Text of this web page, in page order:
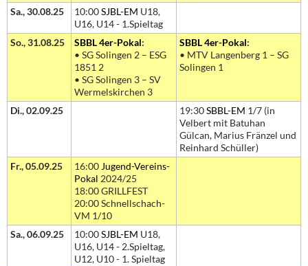
Sa., 30.08.25
10:00SJBL-EM U18,
U16, U14 - 1.Spieltag
So., 31.08.25
SBBL 4er-Pokal:
• SG Solingen 2 – ESG
1851 2
• SG Solingen 3 – SV
Wermelskirchen 3
SBBL 4er-Pokal:
• MTV Langenberg 1 – SG
Solingen 1
Di., 02.09.25 19:30SBBL-EM 1/7 (in
Velbert mit Batuhan
Gülcan, Marius Fränzel und
Reinhard Schüller)
Fr., 05.09.25
16:00 Jugend-Vereins-
Pokal 2024/25
18:00 GRILLFEST
20:00 Schnellschach-
VM 1/10
Sa., 06.09.25
10:00SJBL-EM U18,
U16, U14 - 2.Spieltag,
U12, U10 - 1. Spieltag